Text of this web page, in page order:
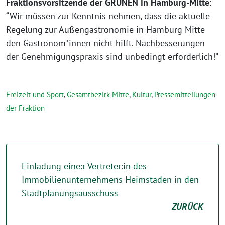
“Wir müssen zur Kenntnis nehmen, dass die aktuelle
Regelung zur Außengastronomie in Hamburg Mitte
den Gastronom*innen nicht hilft. Nachbesserungen
der Genehmigungspraxis sind unbedingt erforderlich!”
Freizeit und Sport,Gesamtbezirk Mitte, Kultur, Pressemitteilungen
der Fraktion
Einladung eine:r Vertreter:in des
Immobilienunternehmens Heimstaden in den
Stadtplanungsausschuss
ZURÜCK